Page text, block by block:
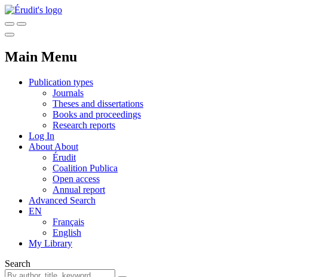
Main Menu
Publication types
Journals
Theses and dissertations
Books and proceedings
Research reports
Log In
About About
Érudit
Coalition Publica
Open access
Annual report
Advanced Search
EN
Français
English
My Library
Search